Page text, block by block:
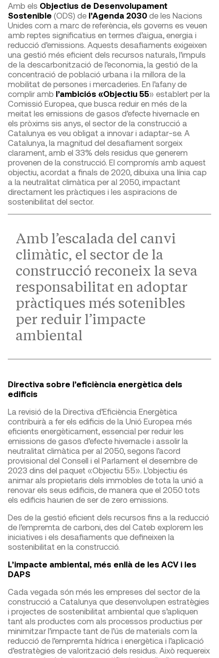
Amb els Objectius de Desenvolupament
Sostenible (ODS) de l’Agenda 2030 de les Nacions
Unides com a marc de referència, els governs es veuen
amb reptes significatius en termes d’aigua, energia i
reducció d’emissions. Aquests desafiaments exigeixen
una gestió més eficient dels recursos naturals, l’impuls
de la descarbonització de l’economia, la gestió de la
concentració de població urbana i la millora de la
mobilitat de persones i mercaderies. En l’afany de
complir amb l’ambiciós «Objectiu 55» establert per la
Comissió Europea, que busca reduir en més de la
meitat les emissions de gasos d’efecte hivernacle en
els pròxims sis anys, el sector de la construcció a
Catalunya es veu obligat a innovar i adaptar-se. A
Catalunya, la magnitud del desafiament sorgeix
clarament, amb el 33% dels residus que generem
provenen de la construcció. El compromís amb aquest
objectiu, acordat a finals de 2020, dibuixa una línia cap
a la neutralitat climàtica per al 2050, impactant
directament les pràctiques i les aspiracions de
sostenibilitat del sector.
Amb l’escalada del canvi
climàtic, el sector de la
construcció reconeix la seva
responsabilitat en adoptar
pràctiques més sotenibles
per reduir l’impacte
ambiental
Directiva sobre l’eficiència energètica dels
edificis
La revisió de la Directiva d’Eficiència Energètica
contribuirà a fer els edificis de la Unió Europea més
eficients energèticament, essencial per reduir les
emissions de gasos d’efecte hivernacle i assolir la
neutralitat climàtica per al 2050, segons l’acord
provisional del Consell i el Parlament el desembre de
2023 dins del paquet «Objectiu 55». L’objectiu és
animar als propietaris dels immobles de tota la unió a
renovar els seus edificis, de manera que el 2050 tots
els edificis haurien de ser de zero emissions.
Des de la gestió eficient dels recursos fins a la reducció
de l’empremta de carboni, des del Cateb explorem les
iniciatives i els desafiaments que defineixen la
sostenibilitat en la construcció.
L’impacte ambiental, més enllà de les ACV i les
DAPS
Cada vegada són més les empreses del sector de la
construcció a Catalunya que desenvolupen estratègies
i projectes de sostenibilitat ambiental que s’apliquen
tant als productes com als processos productius per
minimitzar l’impacte tant de l’ús de materials com la
reducció de l’empremta hídrica i energètica i l’aplicació
d’estratègies de valorització dels residus. Això requereix